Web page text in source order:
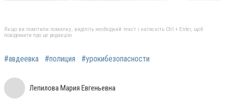
Якщо ви помітили помилку, виділіть необхідний текст і натисніть Ctrl + Enter, щоб
повідомити про це редакцію
#авдеевка #полиция #урокибезопасности
Лепилова Мария Евгеньевна